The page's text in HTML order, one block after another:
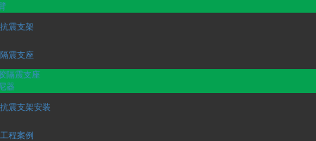
抗震支架
隔震支座
隔震支座
器
抗震支架安装
工程案例